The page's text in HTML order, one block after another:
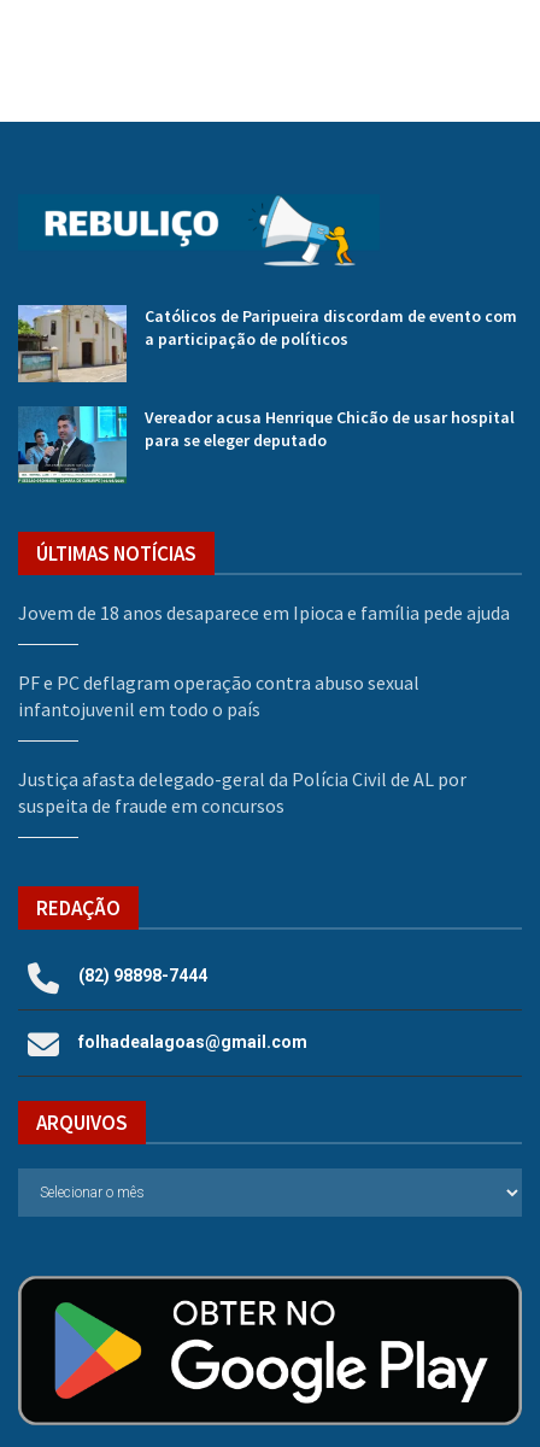
Católicos de Paripueira discordam de evento com
a participação de políticos
Vereador acusa Henrique Chicão de usar hospital
para se eleger deputado
ÚLTIMAS NOTÍCIAS
Jovem de 18 anos desaparece em Ipioca e família pede ajuda
PF e PC deflagram operação contra abuso sexual
infantojuvenil em todo o país
Justiça afasta delegado-geral da Polícia Civil de AL por
suspeita de fraude em concursos
REDAÇÃO
(82) 98898-7444
folhadealagoas@gmail.com
ARQUIVOS